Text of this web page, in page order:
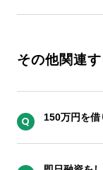
その他関連
150万円を借